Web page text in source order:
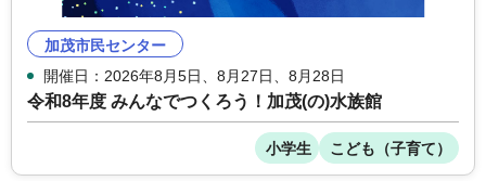
加茂市民センター
開催日：2026年8月5日、8月27日、8月28日
令和8年度 みんなでつくろう！加茂(の)水族館
小学生 こども（子育て）